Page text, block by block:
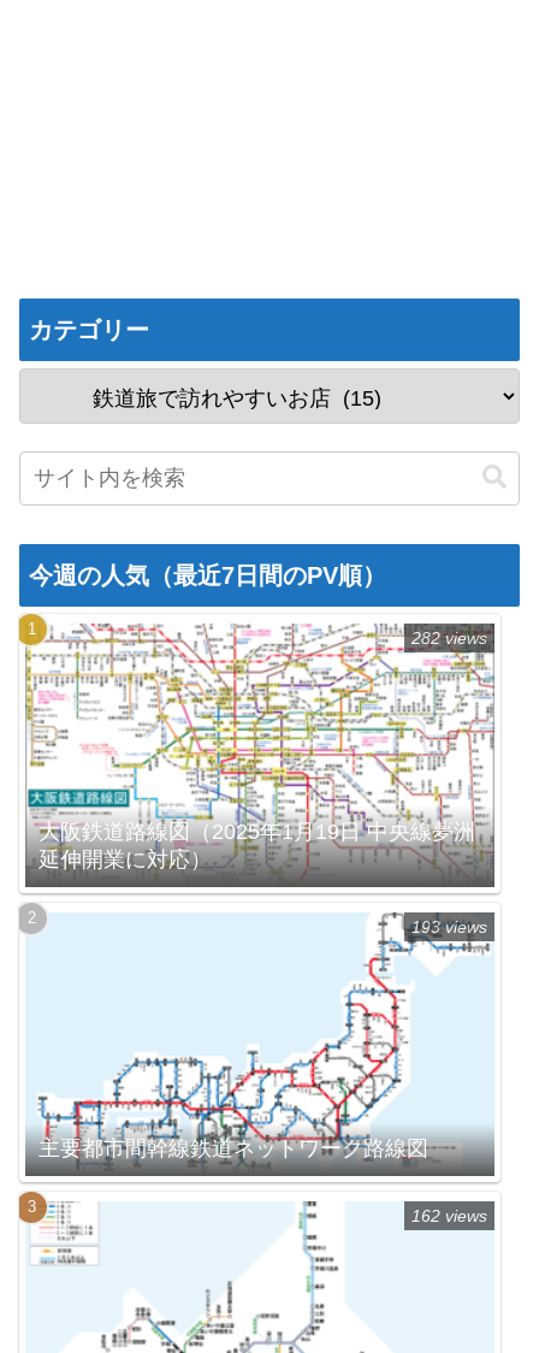
カテゴリー
今週の人気（最近7日間のPV順）
大阪鉄道路線図（2025年1月19日 中央線夢洲
延伸開業に対応）
282 views
主要都市間幹線鉄道ネットワーク路線図
193 views
162 views